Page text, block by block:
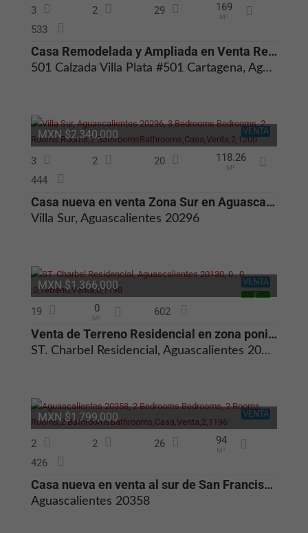
Casa Remodelada y Ampliada en Venta Residencial Cartagena Aguascalient
501 Calzada Villa Plata #501 Cartagena, Aguascalientes 20908
3 2 29 169
M²
533
VENTA
Casa nueva en venta Zona Sur en Aguascalientes
Villa Sur, Aguascalientes 20296
3 2 20 118.26
M²
444
MXN $2,340,000
VENTA
E
Venta de Terreno Residencial en zona poniente de Aguascalientes
ST. Charbel Residencial, Aguascalientes 20130
19 0
M²
602
MXN $1,366,000
VENTA
Casa nueva en venta al sur de San Francisco de los Romos Aguascaliente
Aguascalientes 20358
2 2 26 94
M²
426
MXN $1,799,000